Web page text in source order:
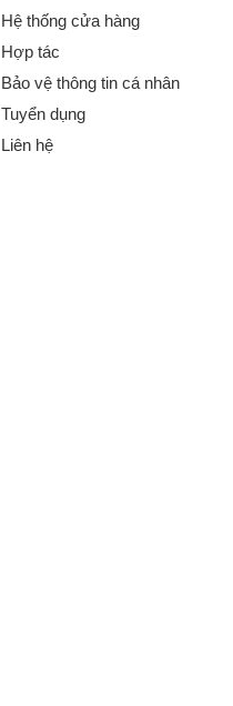
Hệ thống cửa hàng
Hợp tác
Bảo vệ thông tin cá nhân
Tuyển dụng
Liên hệ